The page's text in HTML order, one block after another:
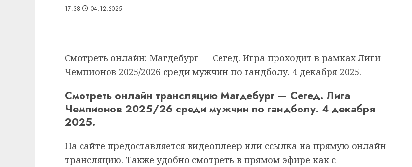
17:38 04.12.2025
Смотреть онлайн: Магдебург — Сегед. Игра проходит в рамках Лиги
Чемпионов 2025/2026 среди мужчин по гандболу. 4 декабря 2025.
Смотреть онлайн трансляцию Магдебург — Сегед. Лига
Чемпионов 2025/26 среди мужчин по гандболу. 4 декабря
2025.
На сайте предоставляется видеоплеер или ссылка на прямую онлайн-
трансляцию. Также удобно смотреть в прямом эфире как с